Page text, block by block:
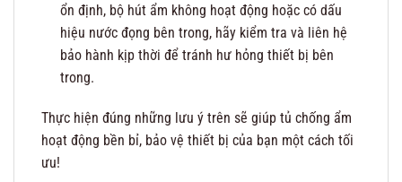
ổn định, bộ hút ẩm không hoạt động hoặc có dấu
hiệu nước đọng bên trong, hãy kiểm tra và liên hệ
bảo hành kịp thời để tránh hư hỏng thiết bị bên
trong.
Thực hiện đúng những lưu ý trên sẽ giúp tủ chống ẩm
hoạt động bền bỉ, bảo vệ thiết bị của bạn một cách tối
ưu!